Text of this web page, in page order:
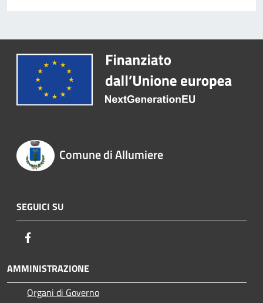
Comune di Allumiere
SEGUICI SU
AMMINISTRAZIONE
Organi di Governo